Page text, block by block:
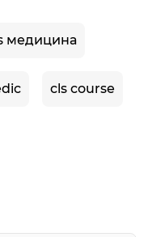
медицина
cls course